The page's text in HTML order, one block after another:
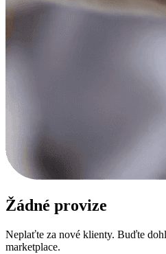
Žádné provize
Neplaťte za nové klienty. Buďte
marketplace.